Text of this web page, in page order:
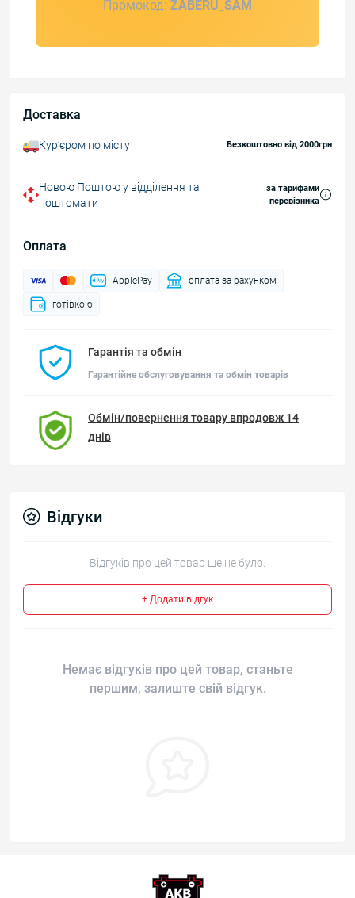
Промокод: ZABERU_SAM
Доставка
Курʼєром по місту Безкоштовно від 2000грн
Новою Поштою у відділення та
поштомати
за тарифами
перевізника
Оплата
ApplePay оплата за рахунком
готівкою
Гарантія та обмін
Гарантійне обслуговування та обмін товарів
Обмін/повернення товару впродовж 14
днів
Відгуки
Відгуків про цей товар ще не було.
+ Додати відгук
Немає відгуків про цей товар, станьте
першим, залиште свій відгук.